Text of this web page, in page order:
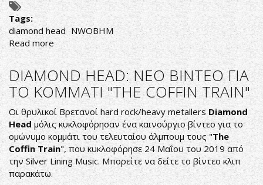
Tags:
diamond head NWOBHM
Read moreabout
DIAMOND
HEAD
To
Release
40th
Anniversary
Re-
Recording
Of
Lightning
To
DIAMOND HEAD: NEO ΒΙΝΤΕΟ ΓΙΑ
ΤΟ ΚΟΜΜΑΤΙ "ΤΗΕ COFFIN TRAIN"
Oι θρυλικοί Βρετανοί hard rock/heavy metallers Diamond
Headμόλις κυκλοφόρησαν ένα καινούργιο βίντεο για το
ομώνυμο κομμάτι του τελευταίου άλμπουμ τους "The
Coffin Train", που κυκλοφόρησε 24 Μαΐου του 2019 από
την Silver Lining Music. Μπορείτε να δείτε το βίντεο κλιπ
παρακάτω.